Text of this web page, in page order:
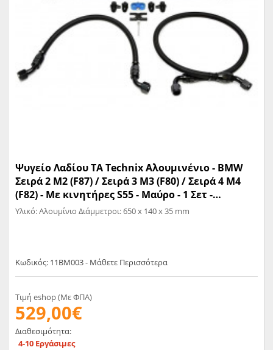
Ψυγείο Λαδίου TA Technix Αλουμινένιο - BMW
Σειρά 2 M2 (F87) / Σειρά 3 M3 (F80) / Σειρά 4 M4
(F82) - Με κινητήρες S55 - Μαύρο - 1 Σετ -
(11BM003)
Υλικό: Αλουμίνιο Διάμμετροι: 650 x 140 x 35 mm
Κωδικός: 11BM003 - Μάθετε Περισσότερα
Τιμή eshop (Με ΦΠΑ)
529,00€
Διαθεσιμότητα:
4-10 Εργάσιμες